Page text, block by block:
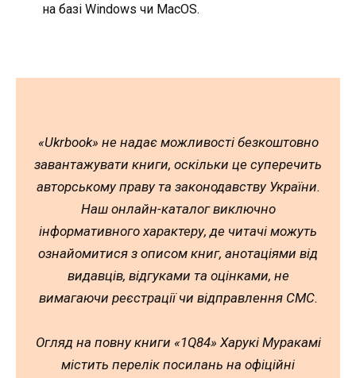
на базі Windows чи MacOS.
«Ukrbook» не надає можливості безкоштовно
завантажувати книги, оскільки це суперечить
авторському праву та законодавству України.
Наш онлайн-каталог виключно
інформативного характеру, де читачі можуть
ознайомитися з описом книг, анотаціями від
видавців, відгуками та оцінками, не
вимагаючи реєстрації чи відправлення СМС.
Огляд на повну книги «1Q84» Харукі Муракамі
містить перелік посилань на офіційні